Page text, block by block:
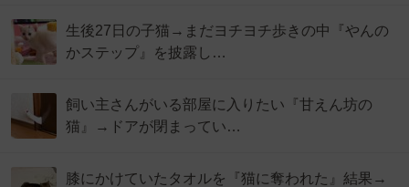
生後27日の子猫→まだヨチヨチ歩きの中『やんの
かステップ』を披露し…
飼い主さんがいる部屋に入りたい『甘えん坊の
猫』→ドアが閉まってい…
膝にかけていたタオルを『猫に奪われた』結果→